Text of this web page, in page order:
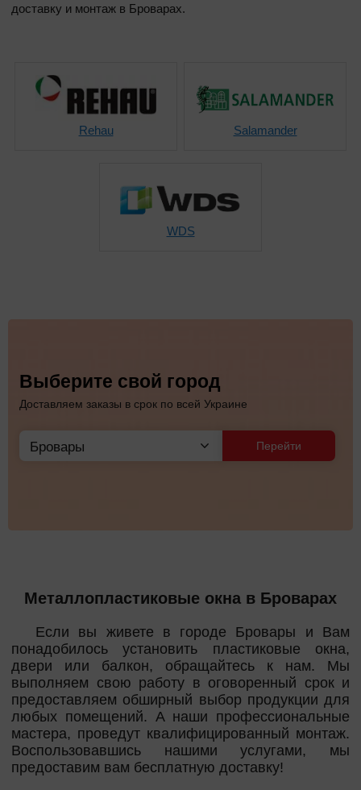
Декор
Евроокна
Ламинация окон
доставку и монтаж в Броварах.
Rehau Salamander
WDS
Выберите свой город
Доставляем заказы в срок по всей Украине
Перейти
Металлопластиковые окна в Броварах
Если вы живете в городе Бровары и Вам
понадобилось установить пластиковые окна,
двери или балкон, обращайтесь к нам. Мы
выполняем свою работу в оговоренный срок и
предоставляем обширный выбор продукции для
любых помещений. А наши профессиональные
мастера, проведут квалифицированный монтаж.
Воспользовавшись нашими услугами, мы
предоставим вам бесплатную доставку!